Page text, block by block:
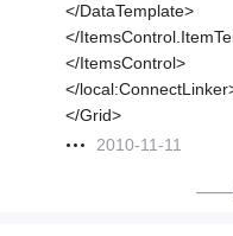
</DataTemplate>
</
</ItemsControl>
</
</Grid>
2010-11-11
——